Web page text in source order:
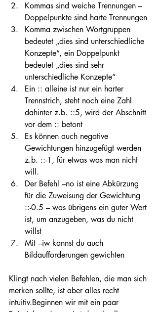
Kommas sind weiche Trennungen –
Doppelpunkte sind harte Trennungen
Komma zwischen Wortgruppen
bedeutet „dies sind unterschiedliche
Konzepte“, ein Doppelpunkt
bedeutet „dies sind sehr
unterschiedliche Konzepte“
Ein :: alleine ist nur ein harter
Trennstrich, steht noch eine Zahl
dahinter z.b. ::5, wird der Abschnitt
vor dem :: betont
Es können auch negative
Gewichtungen hinzugefügt werden
z.b. ::-1, für etwas was man nicht
will.
Der Befehl –no ist eine Abkürzung
für die Zuweisung der Gewichtung
::-0.5 – was übrigens ein guter Wert
ist, um anzugeben, was du nicht
willst
Mit –iw kannst du auch
Bildaufforderungen gewichten
Klingt nach vielen Befehlen, die man sich
merken sollte, ist aber alles recht
intuitiv.Beginnen wir mit ein paar